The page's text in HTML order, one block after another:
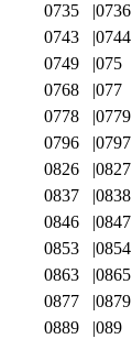
0735
0736
0743
0744
0749
075
0768
077
0778
0779
0796
0797
0826
0827
0837
0838
0846
0847
0853
0854
0863
0865
0877
0879
0889
089